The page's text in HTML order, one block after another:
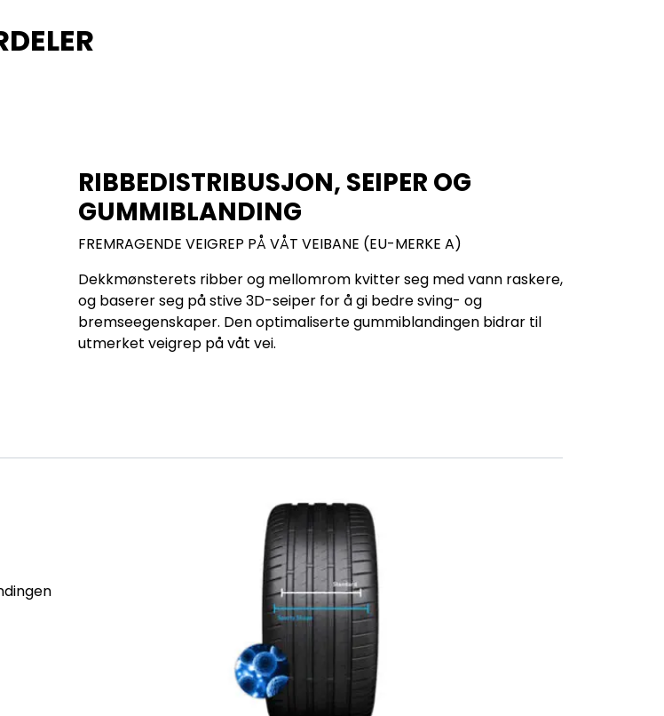
RIBBEDISTRIBUSJON, SEIPER OG
GUMMIBLANDING
FREMRAGENDE VEIGREP PÅ VÅT VEIBANE (EU-MERKE A)
Dekkmønsterets ribber og mellomrom kvitter seg med vann raskere,
og baserer seg på stive 3D-seiper for å gi bedre sving- og
bremseegenskaper. Den optimaliserte gummiblandingen bidrar til
utmerket veigrep på våt vei.